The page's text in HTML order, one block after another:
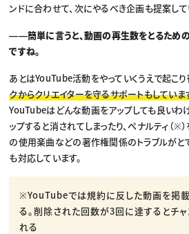
ンドに合わせて、次にやるべき企画も提案して
――簡単に言うと、動画の再生数をとるための
ですね。
あとはYouTube活動をやっていくうえで起こり
クからクリエイターを守るサポートもしていま
YouTubeはどんな動画をアップしても良いわ
ップすると消されてしまったり、ペナルティ（※
の使用楽曲などの著作権関係のトラブルがと
も対応しています。
※YouTubeでは規約に反した動画を掲
る。削除された回数が3回に達するとチャ
れる